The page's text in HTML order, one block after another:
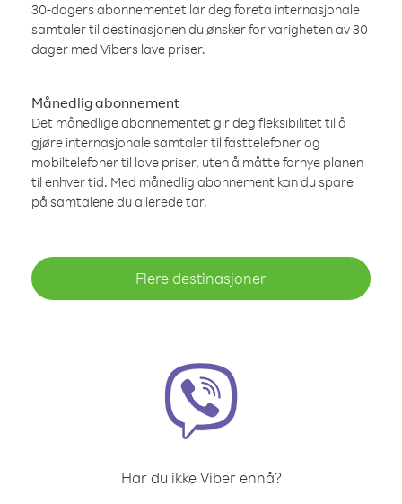
30-dagers abonnementet lar deg foreta internasjonale
samtaler til destinasjonen du ønsker for varigheten av 30
dager med Vibers lave priser.
Månedlig abonnement
Det månedlige abonnementet gir deg fleksibilitet til å
gjøre internasjonale samtaler til fasttelefoner og
mobiltelefoner til lave priser, uten å måtte fornye planen
til enhver tid. Med månedlig abonnement kan du spare
på samtalene du allerede tar.
Flere destinasjoner
Har du ikke Viber ennå?